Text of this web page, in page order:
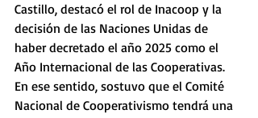
Castillo, destacó el rol de Inacoop y la
decisión de las Naciones Unidas de
haber decretado el año 2025 como el
Año Internacional de las Cooperativas.
En ese sentido, sostuvo que el Comité
Nacional de Cooperativismo tendrá una